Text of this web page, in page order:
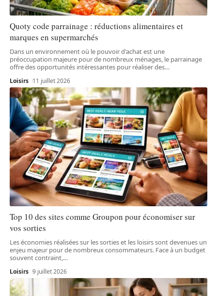
Quoty code parrainage : réductions alimentaires et
marques en supermarchés
Dans un environnement où le pouvoir d'achat est une
préoccupation majeure pour de nombreux ménages, le parrainage
offre des opportunités intéressantes pour réaliser des…
Loisirs 11 juillet 2026
Top 10 des sites comme Groupon pour économiser sur
vos sorties
Les économies réalisées sur les sorties et les loisirs sont devenues un
enjeu majeur pour de nombreux consommateurs. Face à un budget
souvent contraint,…
Loisirs 9 juillet 2026